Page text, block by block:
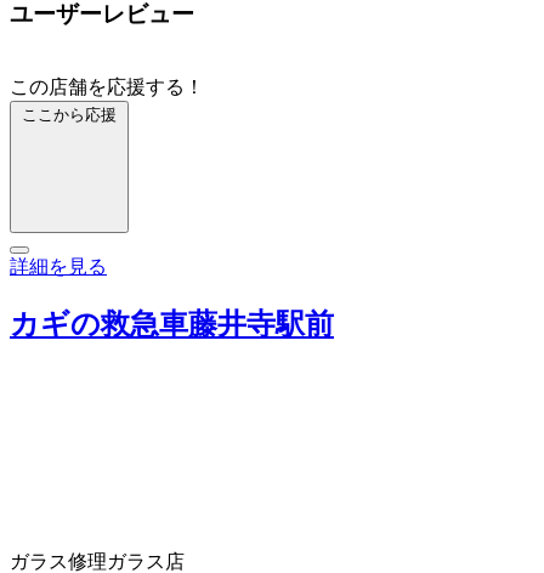
ユーザーレビュー
この店舗を応援する！
ここから応援
詳細を見る
カギの救急車藤井寺駅前
ガラス修理ガラス店